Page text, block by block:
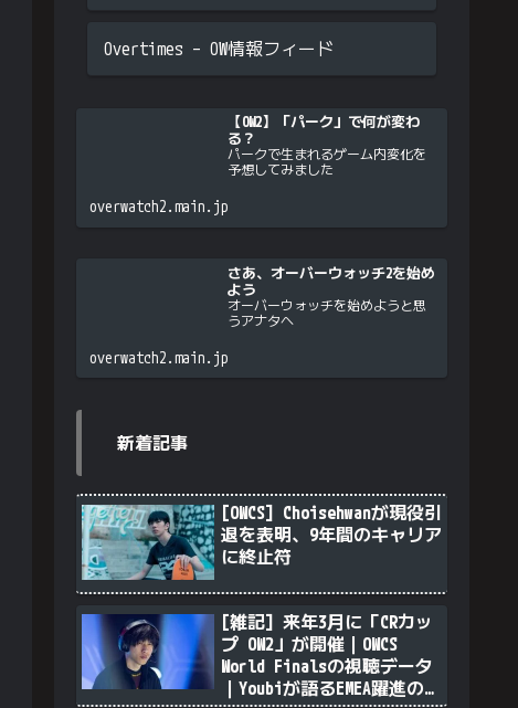
Overtimes – OW情報フィード
【OW2】「パーク」で何が変わ
る？
パークで生まれるゲーム内変化を
予想してみました
overwatch2.main.jp
さあ、オーバーウォッチ2を始め
よう
オーバーウォッチを始めようと思
うアナタへ
overwatch2.main.jp
新着記事
[OWCS] Choisehwanが現役引
退を表明、9年間のキャリア
に終止符
[雑記] 来年3月に「CRカッ
プ OW2」が開催｜OWCS
World Finalsの視聴データ
｜Youbiが語るEMEA躍進の理